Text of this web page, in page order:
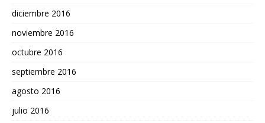
diciembre 2016
noviembre 2016
octubre 2016
septiembre 2016
agosto 2016
julio 2016